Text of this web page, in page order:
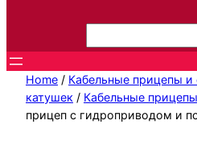
о
и
с
к
Home / Кабельные прицепы и
катушек / Кабельные
прицеп с гидроприводом и